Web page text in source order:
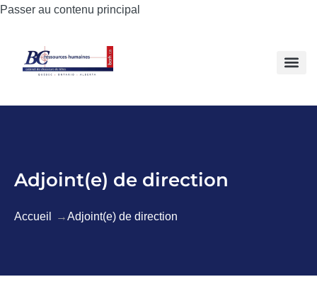
Passer au contenu principal
Adjoint(e) de direction
Accueil Adjoint(e) de direction